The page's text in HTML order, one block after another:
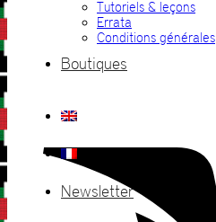
Tutoriels & leçons
Errata
Conditions générales
Boutiques
Newsletter